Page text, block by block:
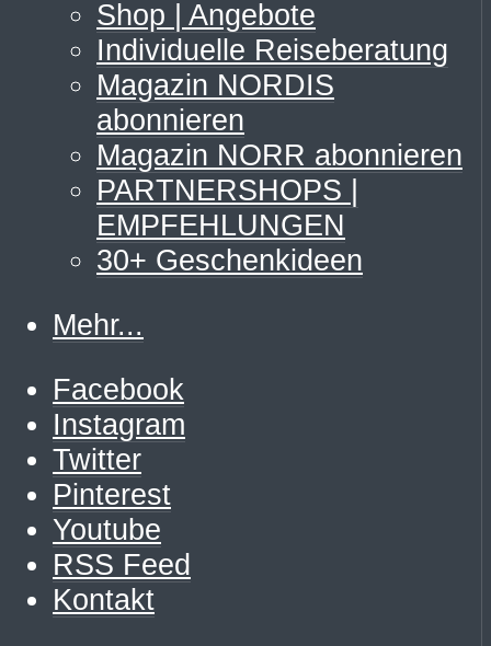
Shop | Angebote
Individuelle Reiseberatung
Magazin NORDIS
abonnieren
Magazin NORR abonnieren
PARTNERSHOPS |
EMPFEHLUNGEN
30+ Geschenkideen
Mehr...
Facebook
Instagram
Twitter
Pinterest
Youtube
RSS Feed
Kontakt